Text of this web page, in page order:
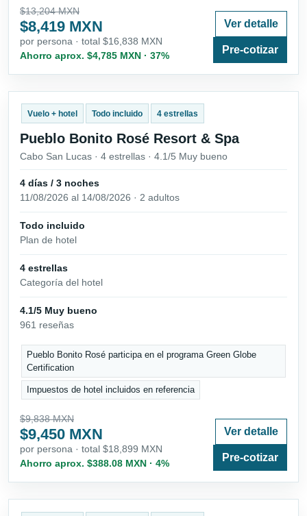
$13,204 MXN
$8,419 MXN
por persona · total $16,838 MXN
Ahorro aprox. $4,785 MXN · 37%
Ver detalle
Pre-cotizar
Vuelo + hotel Todo incluido 4 estrellas
Pueblo Bonito Rosé Resort & Spa
Cabo San Lucas · 4 estrellas · 4.1/5 Muy bueno
4 días / 3 noches
11/08/2026 al 14/08/2026 · 2 adultos
Todo incluido
Plan de hotel
4 estrellas
Categoría del hotel
4.1/5 Muy bueno
961 reseñas
Pueblo Bonito Rosé participa en el programa Green Globe
Certification
Impuestos de hotel incluidos en referencia
$9,838 MXN
$9,450 MXN
por persona · total $18,899 MXN
Ahorro aprox. $388.08 MXN · 4%
Ver detalle
Pre-cotizar